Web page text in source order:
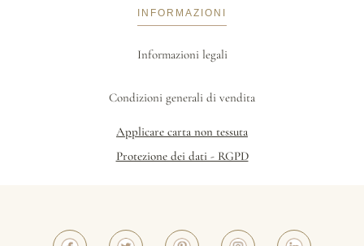
INFORMAZIONI
Informazioni legali
Condizioni generali di vendita
Applicare carta non tessuta
Protezione dei dati - RGPD